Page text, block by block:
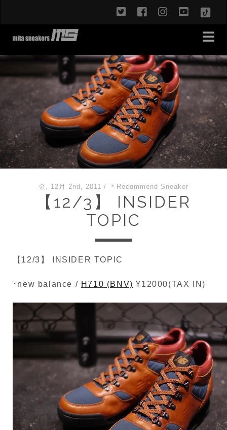
twitterfacebookinstagram
金, 12月 2nd, 2011 / ＊Recommend Sneaker
【12/3】 INSIDER
TOPIC
【12/3】 INSIDER TOPIC
･new balance / H710 (BNV) ¥12000(TAX IN)